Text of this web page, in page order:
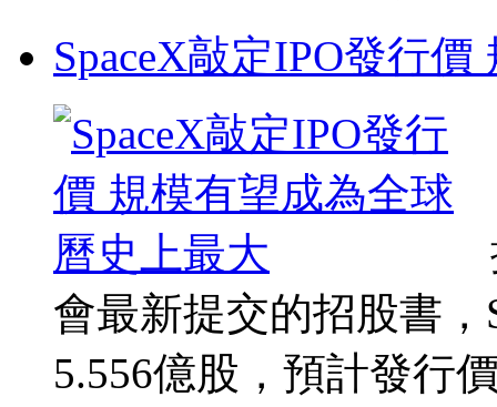
SpaceX敲定IPO發行
會最新提交的招股書，
5.556億股，預計發行